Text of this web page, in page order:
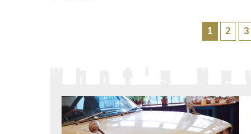
1 2 3